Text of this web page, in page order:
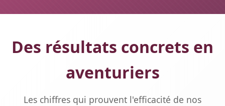
Des résultats concrets en
aventuriers
Les chiffres qui prouvent l'efficacité de nos